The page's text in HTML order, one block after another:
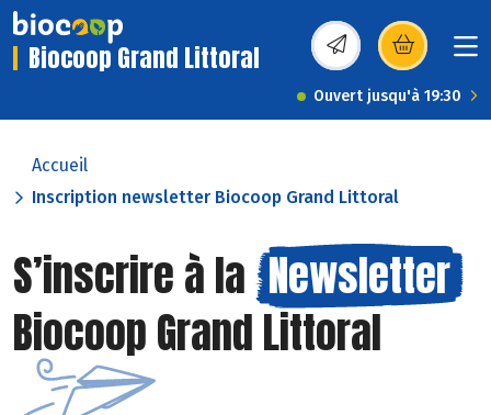
Biocoop Grand Littoral (s’ouvre dans une
Ouvert jusqu'à 19:30
Accueil
Inscription newsletter Biocoop Grand Littoral
S’inscrire à la Newsletter
Biocoop Grand Littoral